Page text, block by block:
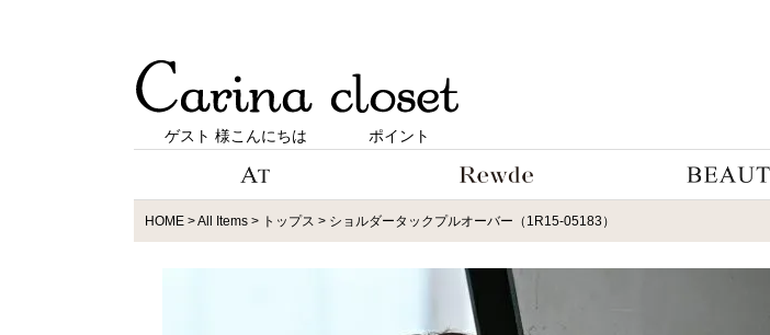
ゲスト 様こんにちは ポイント
HOME All Items トップス ショルダータックプルオーバー（1R15-05183）